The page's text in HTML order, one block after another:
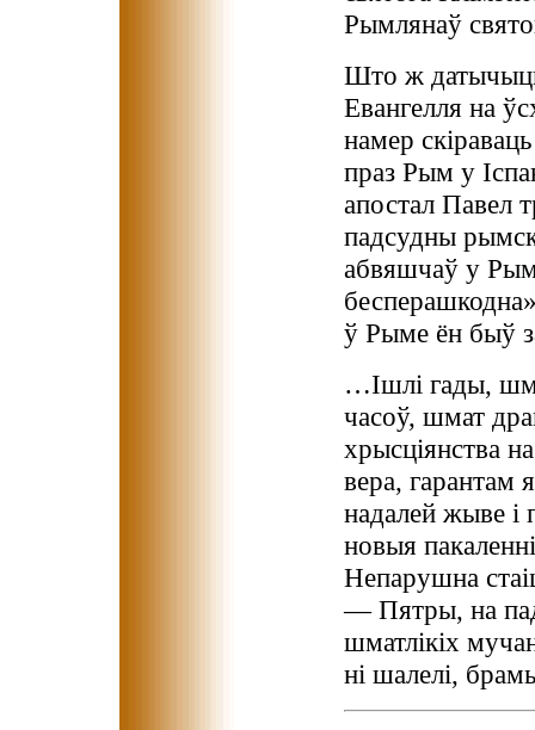
Рымлянаў
Што ж
Евангелля на
намер
праз Рым у
апостал Павел
падсудны
абвяшчаў у
ў Рыме ён быў
…Ішлі гады,
часоў, шмат
хрысціянства
вера, гарантам
надалей жыве і
новыя
Непарушна
— Пятры, на
шматлікіх
ні шалелі,